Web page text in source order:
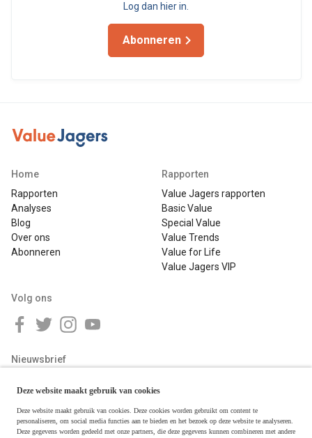
Log dan hier in.
Abonneren
Home
Rapporten
Analyses
Blog
Over ons
Abonneren
Rapporten
Value Jagers rapporten
Basic Value
Special Value
Value Trends
Value for Life
Value Jagers VIP
Volg ons
Nieuwsbrief
Deze website maakt gebruik van cookies
Deze website maakt gebruik van cookies. Deze cookies worden gebruikt om content te
personaliseren, om social media functies aan te bieden en het bezoek op deze website te analyseren.
Deze gegevens worden gedeeld met onze partners, die deze gegevens kunnen combineren met andere